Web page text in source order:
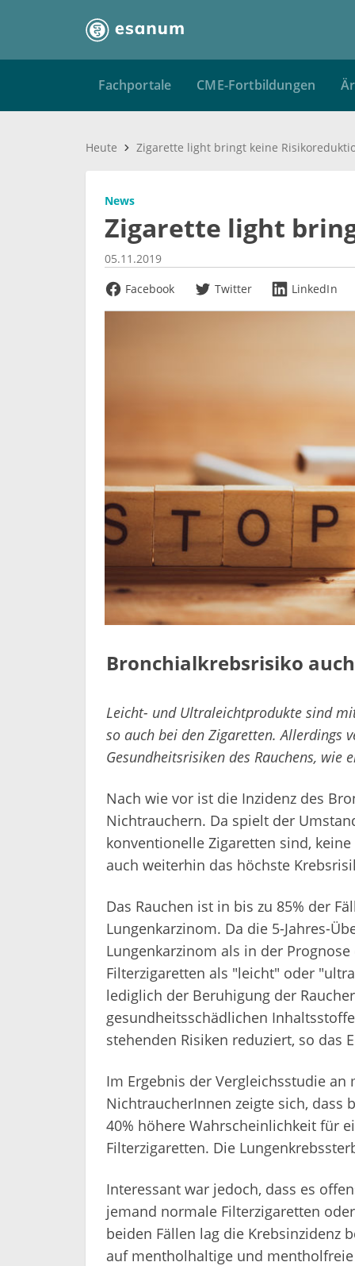
Fachportale CME-Fortbildungen
Heute Zigarette light bringt keine
News
Zigarette light
05.11.2019
Facebook
Twitter LinkedIn
Bronchialkrebsrisiko
Leicht- und Ultraleichtprodukte sind
so auch bei den Zigaretten. Allerdings
Gesundheitsrisiken des Rauchens, wie
Nach wie vor ist die Inzidenz des
Nichtrauchern. Da spielt der
konventionelle Zigaretten sind,
auch weiterhin das höchste
Das Rauchen ist in bis zu 85% der
Lungenkarzinom. Da die 5-Jahres-
Lungenkarzinom als in der
Filterzigaretten als "leicht" oder
lediglich der Beruhigung der
gesundheitsschädlichen
stehenden Risiken reduziert, so das
Im Ergebnis der Vergleichsstudie an
NichtraucherInnen zeigte sich,
40% höhere Wahrscheinlichkeit für
Filterzigaretten. Die
Interessant war jedoch, dass es
jemand normale Filterzigaretten
beiden Fällen lag die Krebsinzidenz
auf mentholhaltige und